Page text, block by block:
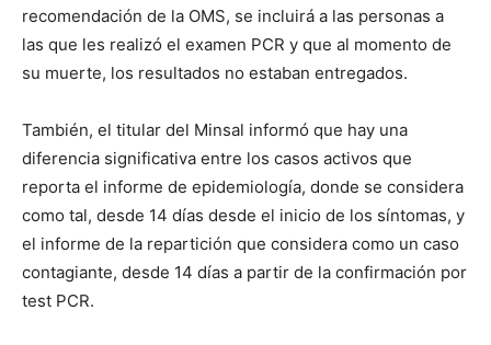
recomendación de la OMS, se incluirá a las personas a
las que les realizó el examen PCR y que al momento de
su muerte, los resultados no estaban entregados.
También, el titular del Minsal informó que hay una
diferencia significativa entre los casos activos que
reporta el informe de epidemiología, donde se considera
como tal, desde 14 días desde el inicio de los síntomas, y
el informe de la repartición que considera como un caso
contagiante, desde 14 días a partir de la confirmación por
test PCR.